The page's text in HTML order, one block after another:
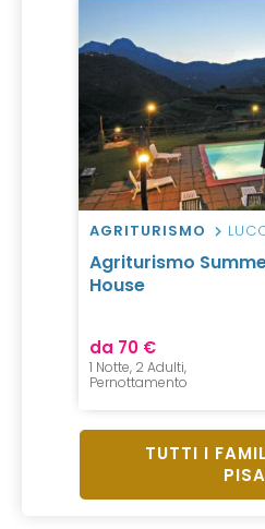
AGRITURISMO
Agriturismo
House
da 70 €
1 Notte, 2 Adulti,
Pernottamento
TUTTI I
PISA